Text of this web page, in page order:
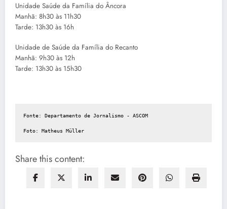
Unidade Saúde da Família do Âncora
Manhã: 8h30 às 11h30
Tarde: 13h30 às 16h
Unidade de Saúde da Família do Recanto
Manhã: 9h30 às 12h
Tarde: 13h30 às 15h30
Fonte: Departamento de Jornalismo - ASCOM
Foto: Matheus Müller
Share this content: